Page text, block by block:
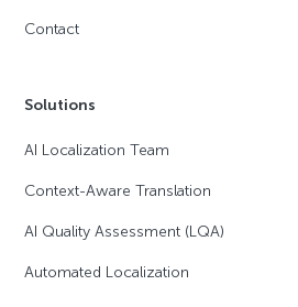
Contact
Solutions
AI Localization Team
Context-Aware Translation
AI Quality Assessment (LQA)
Automated Localization